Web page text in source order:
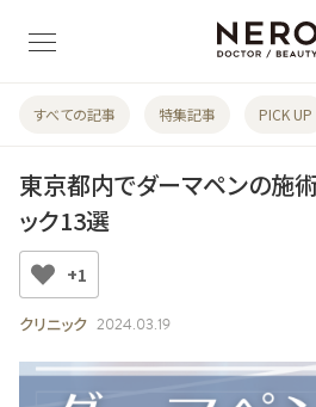
すべての記事 特集記事 PICK UP
東京都内でダーマペンの施
ック13選
+1
クリニック 2024.03.19